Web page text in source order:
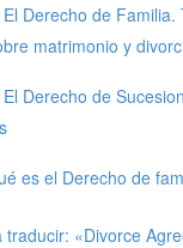
Derecho de Familia.
matrimonio y
Derecho de
es el Derecho de
traducir: «Divorce